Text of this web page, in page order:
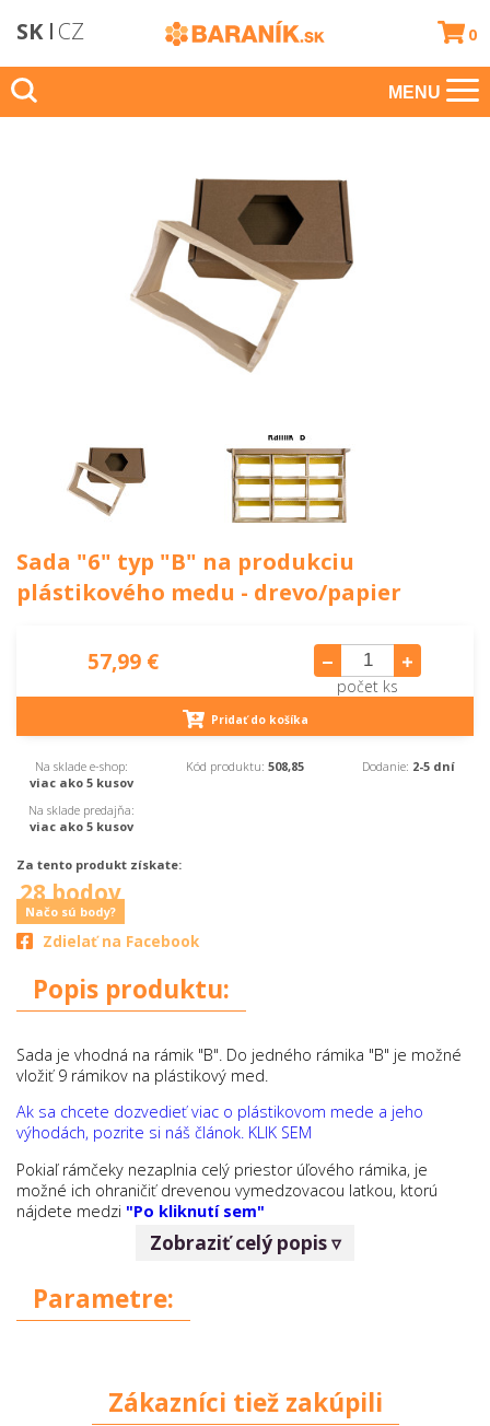
SK CZ 0
MENU
Sada "6" typ "B" na produkciu
plástikového medu - drevo/papier
57,99 €
počet ks
Pridať do košíka
Na sklade e-shop:
viac ako 5 kusov
Na sklade predajňa:
viac ako 5 kusov
Kód produktu: 508,85 Dodanie: 2-5 dní
Za tento produkt získate:
28 bodov
Načo sú body?
Zdielať na Facebook
Popis produktu:
Sada je vhodná na rámik "B". Do jedného rámika "B" je možné
vložiť 9 rámikov na plástikový med.
Ak sa chcete dozvedieť viac o plástikovom mede a jeho
výhodách, pozrite si náš článok. KLIK SEM
Pokiaľ rámčeky nezaplnia celý priestor úľového rámika, je
možné ich ohraničiť drevenou vymedzovacou latkou, ktorú
nájdete medzi "Po kliknutí sem"
Sada obsahuje:
25x papierový box s výrezom
Rozmer boxu: vonkajší 15,5 x 9,4 cm, vnútorný
14,5 x 9 cm.
Zobraziť celý popis ▿
Parametre:
Zákazníci tiež zakúpili